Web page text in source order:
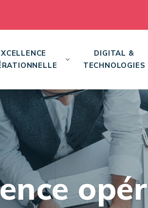
DIGITAL &
TECHNOLOGIES